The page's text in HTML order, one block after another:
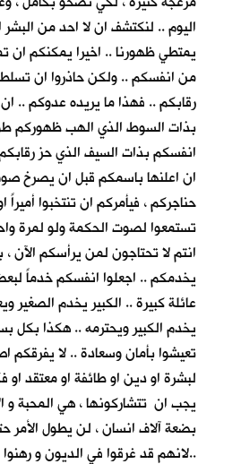
اليوم .. لنكتشف ان لا احد من
يمتطي ظهورنا .. اخيرا يمكنكم ان
من انفسكم .. ولكن حاذروا ان
رقابكم .. فهذا ما يريده عدوكم ..
بذات السوط الذي الهب ظهوركم
انفسكم بذات السيف الذي حز
ان اعلنها باسمكم قبل ان يصرخ
حناجركم ، فيأمركم ان تنتخبوا
تستمعوا لصوت الحكمة ولو لمرة
انتم لا تحتاجون لمن يرأسكم الآن
يخدمكم .. اجعلوا انفسكم خدماً
عائلة كبيرة .. الكبير يخدم الصغير
يخدم الكبير ويحترمه .. هكذا بكل
تعيشوا بأمان وسعادة .. لا يفرقكم
لبشرة او دين او طائفة او معتقد
يجب ان تتشاركونها ، هي المحبة و
بضعة آلاف انسان ، لن يطول الأمر
..لانهم قد غرقوا في الديون و